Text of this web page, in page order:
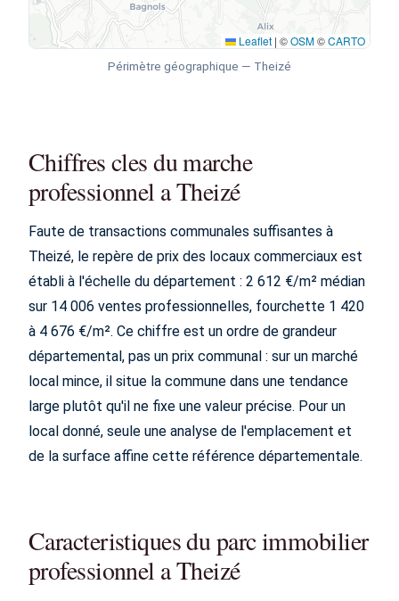
Leaflet | ©OSM©CARTO
Périmètre géographique — Theizé
Chiffres cles du marche
professionnel a Theizé
Faute de transactions communales suffisantes à
Theizé, le repère de prix des locaux commerciaux est
établi à l'échelle du département : 2 612 €/m² médian
sur 14 006 ventes professionnelles, fourchette 1 420
à 4 676 €/m². Ce chiffre est un ordre de grandeur
départemental, pas un prix communal : sur un marché
local mince, il situe la commune dans une tendance
large plutôt qu'il ne fixe une valeur précise. Pour un
local donné, seule une analyse de l'emplacement et
de la surface affine cette référence départementale.
Caracteristiques du parc immobilier
professionnel a Theizé